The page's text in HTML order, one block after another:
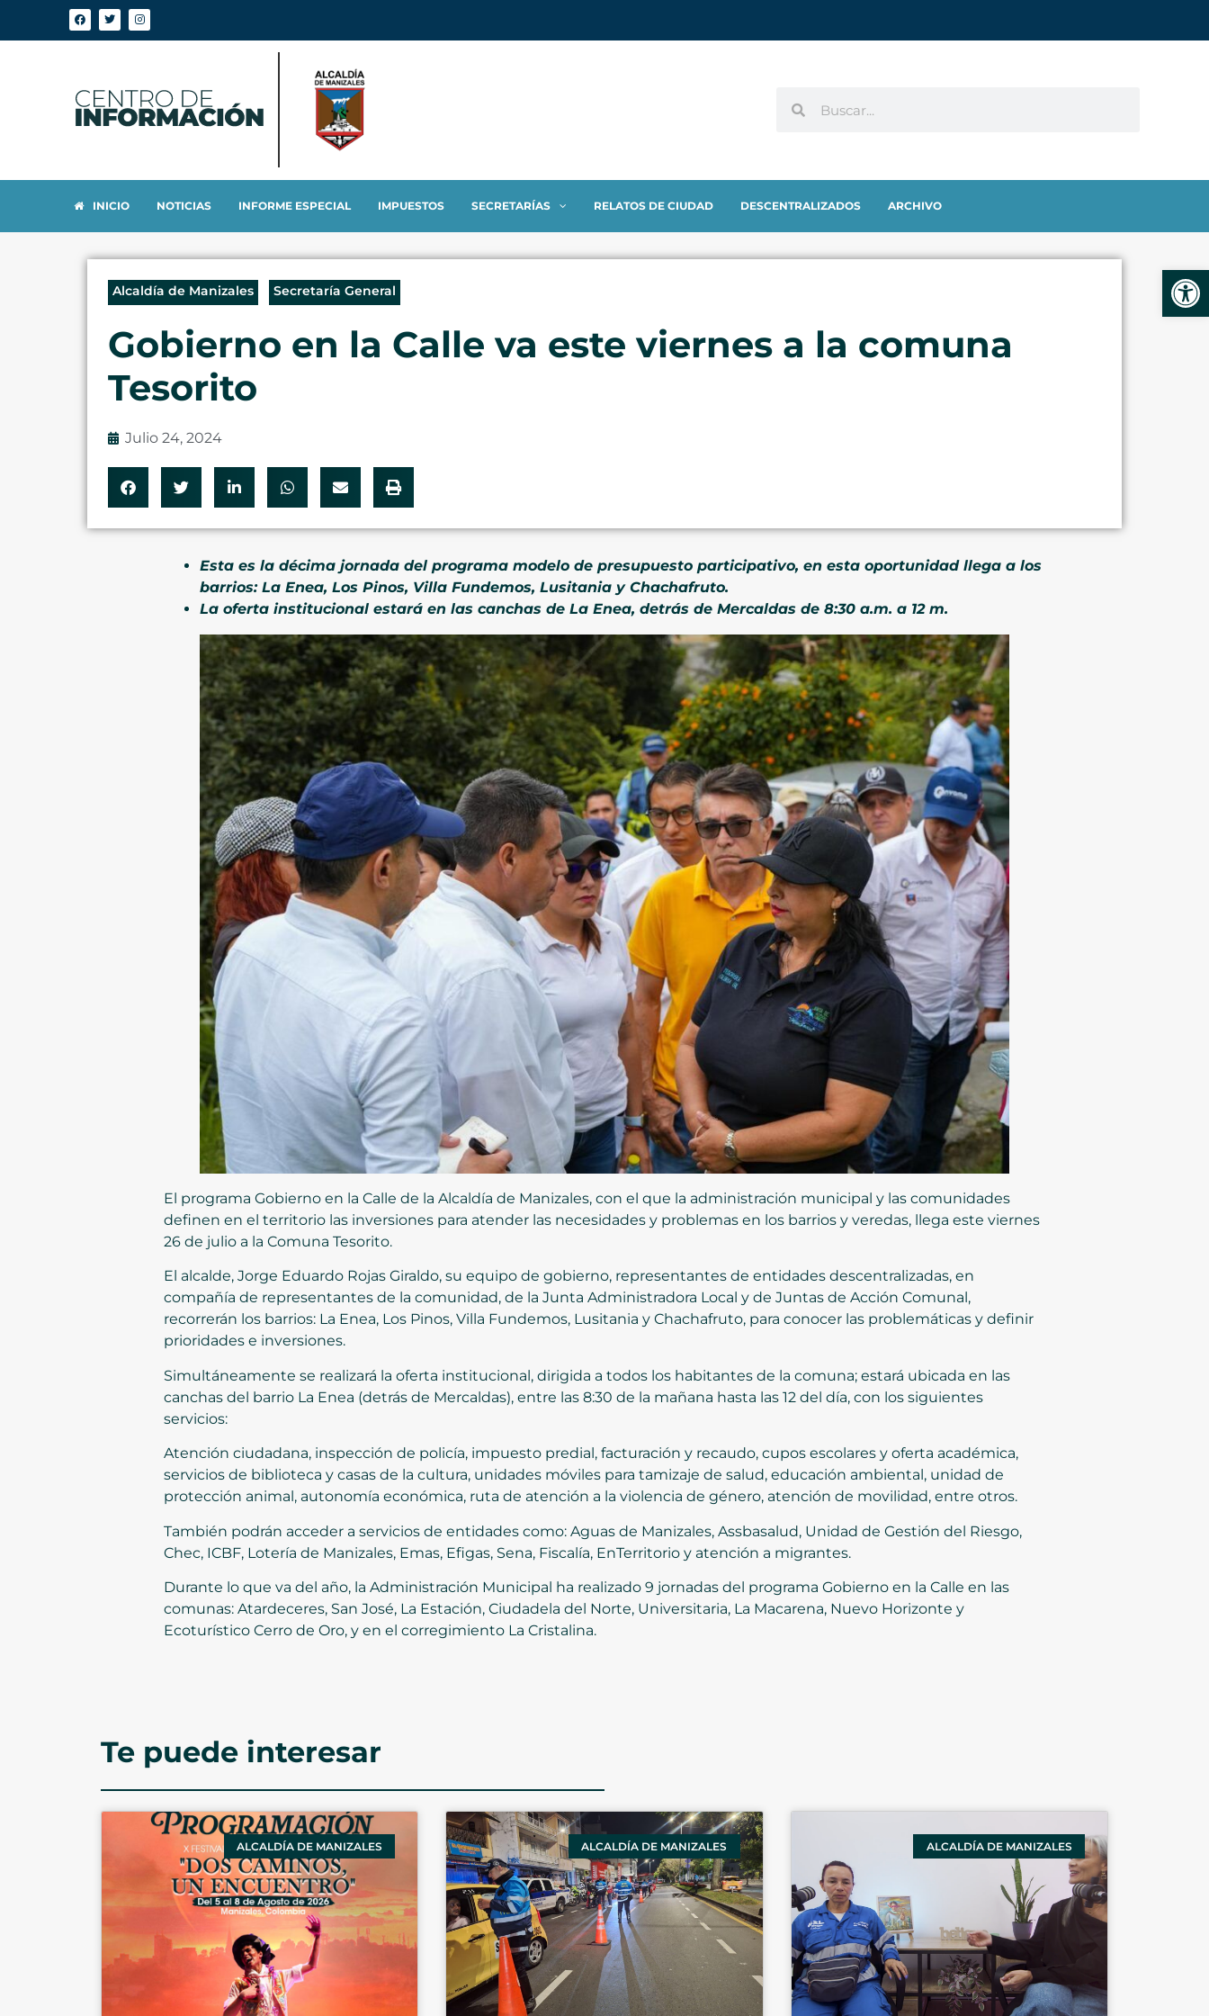
INICIO NOTICIAS INFORME ESPECIAL IMPUESTOS SECRETARÍAS RELATOS DE CIUDAD DESCENTRALIZADOS ARCHIVO
Alcaldía de Manizales Secretaría General
Gobierno en la Calle va este viernes a la comuna
Tesorito
Julio 24, 2024
Esta es la décima jornada del programa modelo de presupuesto participativo, en esta oportunidad llega a los
barrios: La Enea, Los Pinos, Villa Fundemos, Lusitania y Chachafruto.
La oferta institucional estará en las canchas de La Enea, detrás de Mercaldas de 8:30 a.m. a 12 m.
El programa Gobierno en la Calle de la Alcaldía de Manizales, con el que la administración municipal y las comunidades
definen en el territorio las inversiones para atender las necesidades y problemas en los barrios y veredas, llega este viernes
26 de julio a la Comuna Tesorito.
El alcalde, Jorge Eduardo Rojas Giraldo, su equipo de gobierno, representantes de entidades descentralizadas, en
compañía de representantes de la comunidad, de la Junta Administradora Local y de Juntas de Acción Comunal,
recorrerán los barrios: La Enea, Los Pinos, Villa Fundemos, Lusitania y Chachafruto, para conocer las problemáticas y definir
prioridades e inversiones.
Simultáneamente se realizará la oferta institucional, dirigida a todos los habitantes de la comuna; estará ubicada en las
canchas del barrio La Enea (detrás de Mercaldas), entre las 8:30 de la mañana hasta las 12 del día, con los siguientes
servicios:
Atención ciudadana, inspección de policía, impuesto predial, facturación y recaudo, cupos escolares y oferta académica,
servicios de biblioteca y casas de la cultura, unidades móviles para tamizaje de salud, educación ambiental, unidad de
protección animal, autonomía económica, ruta de atención a la violencia de género, atención de movilidad, entre otros.
También podrán acceder a servicios de entidades como: Aguas de Manizales, Assbasalud, Unidad de Gestión del Riesgo,
Chec, ICBF, Lotería de Manizales, Emas, Efigas, Sena, Fiscalía, EnTerritorio y atención a migrantes.
Durante lo que va del año, la Administración Municipal ha realizado 9 jornadas del programa Gobierno en la Calle en las
comunas: Atardeceres, San José, La Estación, Ciudadela del Norte, Universitaria, La Macarena, Nuevo Horizonte y
Ecoturístico Cerro de Oro, y en el corregimiento La Cristalina.
Te puede interesar
ALCALDÍA DE MANIZALES ALCALDÍA DE MANIZALES ALCALDÍA DE MANIZALES